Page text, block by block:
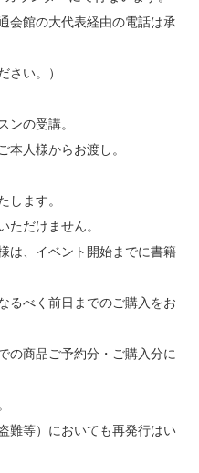
会館の大代表経由の電話は承
さい。）
ンの受講。
本人様からお渡し。
します。
ただけません。
は、イベント開始までに書籍
るべく前日までのご購入をお
の商品ご予約分・ご購入分に
難等）においても再発行はい